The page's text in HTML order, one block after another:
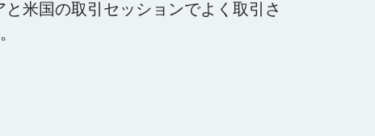
米国の取引セッションでよく取引さ